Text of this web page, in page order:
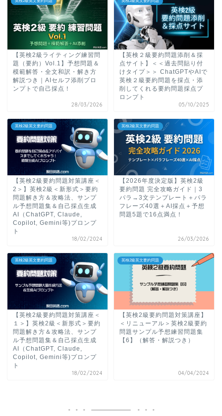
【英検2級ライティング練習問
題（要約）Vol.1】予想問題＆
模範解答・全文和訳・解き方
解説つき｜AIセルフ添削プロ
ンプトで自己採点！
28/03/2026
【英検２級要約問題添削＆採
点サイト】＜＜過去問貼り付
けタイプ＞＞ ChatGPTやAIで
英検２級要約問題を採点・添
削してくれる要約問題採点プ
ロンプト
05/10/2025
英検2級英文要約問題
【英検2級要約問題対策講座＜
2＞】英検2級＜新形式＞要約
問題解き方＆攻略法、サンプ
ル予想問題集＆自己採点生成
AI（ChatGPT, Claude,
Copilot, Gemini等)プロンプ
ト
18/02/2024
英検2級英文要約問題
【2026年度決定版】英検2級
要約問題 完全攻略ガイド｜3
パラ→3文テンプレート＋パラ
フレーズ40選＋AI採点＋予想
問題5題で16点満点！
26/03/2026
英検2級英文要約問題
【英検2級要約問題対策講座＜
１＞】英検2級＜新形式＞要約
問題解き方＆攻略法、サンプ
ル予想問題集＆自己採点生成
AI（ChatGPT, Claude,
Copilot, Gemini等)プロンプ
ト
18/02/2024
英検2級英文要約問題
【英検2級要約問題対策講座】
＜リニューアル＞英検2級要約
問題サンプル予想練習問題集
【6】（解答・解説つき）
04/04/2024